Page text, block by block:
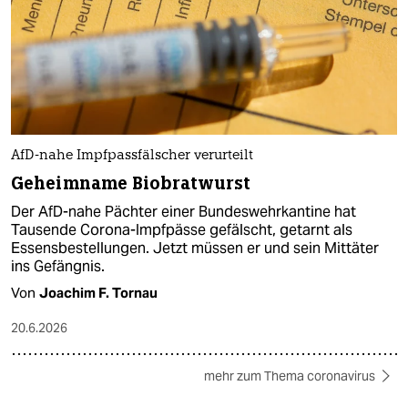
AfD-nahe Impfpassfälscher verurteilt
Geheimname Biobratwurst
Der AfD-nahe Pächter einer Bundeswehrkantine hat
Tausende Corona-Impfpässe gefälscht, getarnt als
Essensbestellungen. Jetzt müssen er und sein Mittäter
ins Gefängnis.
Von Joachim F. Tornau
20.6.2026
mehr zum Thema coronavirus